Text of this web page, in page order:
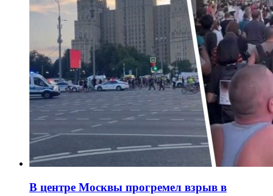
В центре Москвы прогремел взрыв в